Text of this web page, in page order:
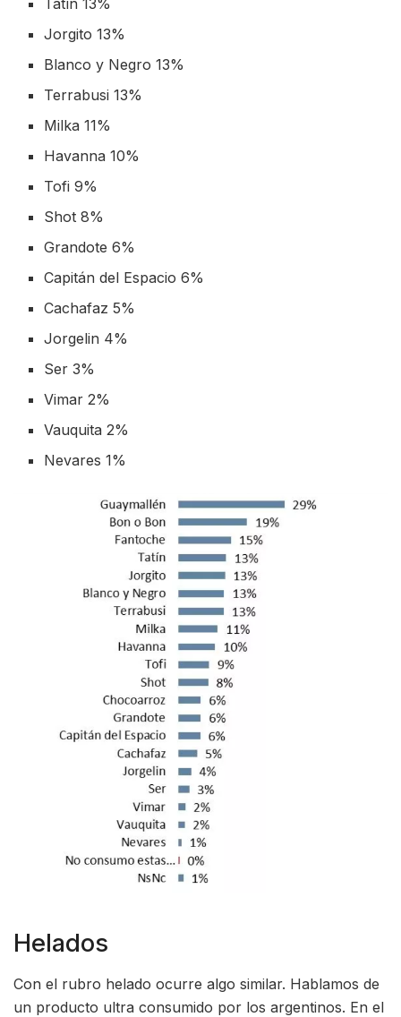
Tatín 13%
Jorgito 13%
Blanco y Negro 13%
Terrabusi 13%
Milka 11%
Havanna 10%
Tofi 9%
Shot 8%
Grandote 6%
Capitán del Espacio 6%
Cachafaz 5%
Jorgelin 4%
Ser 3%
Vimar 2%
Vauquita 2%
Nevares 1%
Helados
Con el rubro helado ocurre algo similar. Hablamos de
un producto ultra consumido por los argentinos. En el